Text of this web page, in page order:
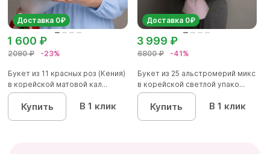
Доставка 0₽
2090 ₽ -23%
1 600 ₽
Букет из 11 красных роз (Кения)
в корейской матовой кал...
Купить В 1 клик
Доставка 0₽
6800 ₽ -41%
3 999 ₽
Букет из 25 альстромерий микс
в корейской светлой упако...
Купить В 1 клик